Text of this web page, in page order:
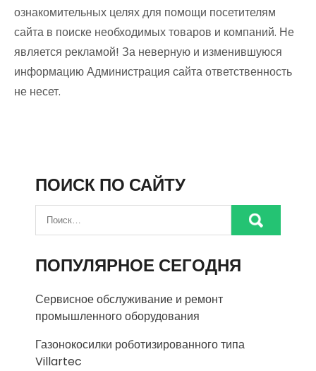
ознакомительных целях для помощи посетителям
сайта в поиске необходимых товаров и компаний. Не
является рекламой! За неверную и изменившуюся
информацию Администрация сайта ответственность
не несет.
ПОИСК ПО САЙТУ
ПОПУЛЯРНОЕ СЕГОДНЯ
Сервисное обслуживание и ремонт
промышленного оборудования
Газонокосилки роботизированного типа
Villartec